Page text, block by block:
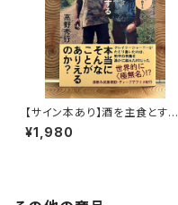
【サイン本あり】酒を主食とする
人々 エチオピアの科学的秘境
を旅する
¥1,980